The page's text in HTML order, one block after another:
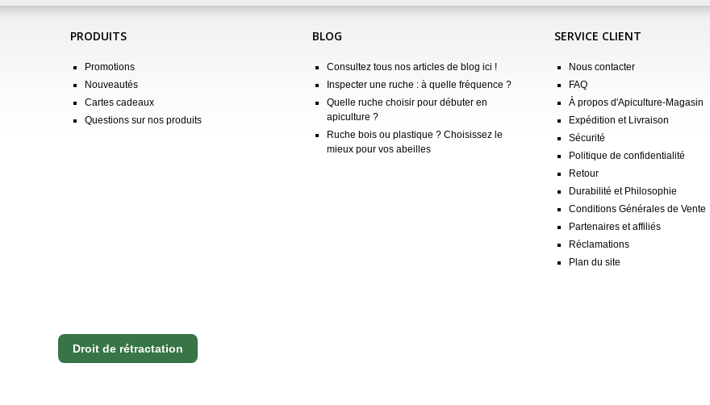
PRODUITS
Promotions
Nouveautés
Cartes cadeaux
Questions sur nos produits
BLOG
Consultez tous nos articles de blog ici !
Inspecter une ruche : à quelle fréquence ?
Quelle ruche choisir pour débuter en
apiculture ?
Ruche bois ou plastique ? Choisissez le
mieux pour vos abeilles
SERVICE CLIENT
Nous contacter
FAQ
À propos d'Apiculture-Magasin
Expédition et Livraison
Sécurité
Politique de confidentialité
Retour
Durabilité et Philosophie
Conditions Générales de Vente
Partenaires et affiliés
Réclamations
Plan du site
Droit de rétractation